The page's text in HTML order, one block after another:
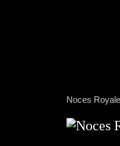
Noces